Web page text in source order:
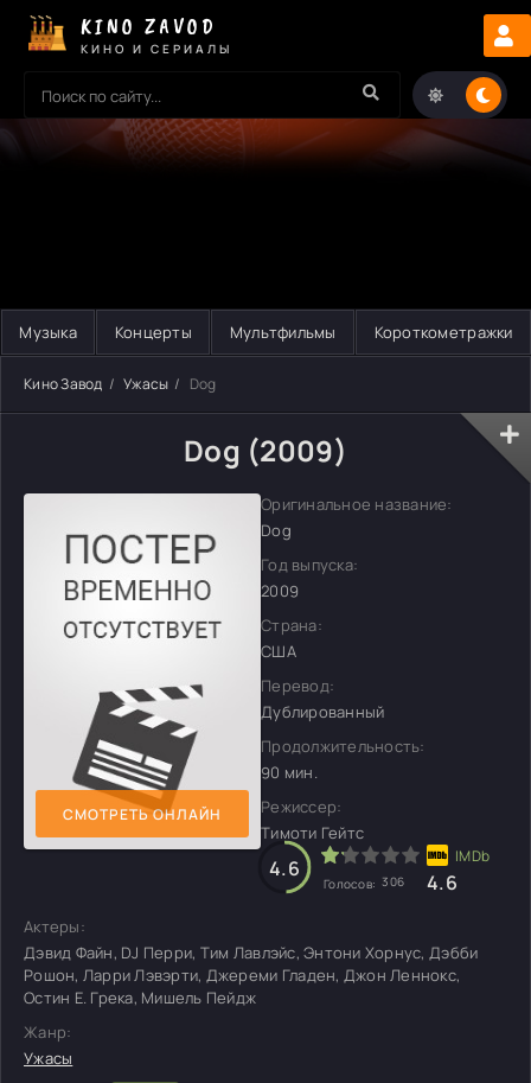
KINO ZAVOD
КИНО И СЕРИАЛЫ
Музыка Концерты Мультфильмы Короткометражки
Кино Завод Ужасы Dog
Dog (2009)
СМОТРЕТЬ ОНЛАЙН
Оригинальное название:
Dog
Год выпуска:
2009
Страна:
США
Перевод:
Дублированный
Продолжительность:
90 мин.
Режиссер:
Тимоти Гейтс
4.6
Голосов: 306 4.6
Актеры:
Дэвид Файн, DJ Перри, Тим Лавлэйс, Энтони Хорнус, Дэбби
Рошон, Ларри Лэвэрти, Джереми Гладен, Джон Леннокс,
Остин Е. Грека, Мишель Пейдж
Жанр:
Ужасы